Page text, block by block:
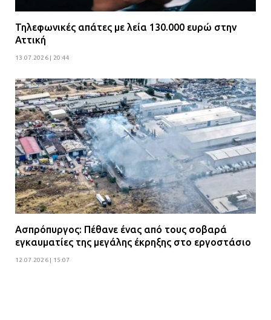
Τηλεφωνικές απάτες με λεία 130.000 ευρώ στην
Αττική
13.07.2026 | 20:44
Ασπρόπυργος: Πέθανε ένας από τους σοβαρά
εγκαυματίες της μεγάλης έκρηξης στο εργοστάσιο
12.07.2026 | 15:07